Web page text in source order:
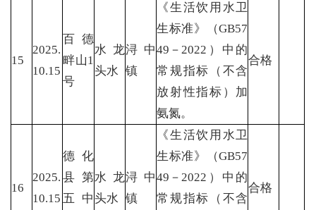
15
2025.
10.15
百德
畔山1
号
水龙
头水
浔中
镇
《生活饮用水卫
生标准》（GB57
49－2022）中的
常规指标（不含
放射性指标）加
氨氮。
合格
16
2025.
10.15
德化
县第
五中
水龙
头水
浔中
镇
《生活饮用水卫
生标准》（GB57
49－2022）中的
常规指标（不含
合格